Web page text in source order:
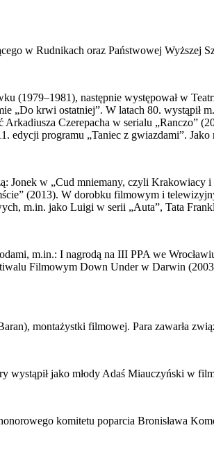
w Rudnikach oraz Państwowej
(1979–1981), następnie występował w
„Do krwi ostatniej”. W latach 80. wystąpił
Czerepacha w serialu „Ranczo”
edycji programu „Taniec z gwiazdami”.
Jonek w „Cud mniemany, czyli
(2013). W dorobku filmowym i
m.in. jako Luigi w serii „Auta”, Tata
m.in.: I nagrodą na III PPA we
Filmowym Down Under w Darwin
montażystki filmowej. Para zawarła
wystąpił jako młody Adaś Miauczyński w
komitetu poparcia Bronisława